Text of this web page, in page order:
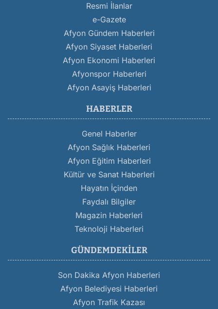
Resmi İlanlar
e-Gazete
Afyon Gündem Haberleri
Afyon Siyaset Haberleri
Afyon Ekonomi Haberleri
Afyonspor Haberleri
Afyon Asayiş Haberleri
HABERLER
Genel Haberler
Afyon Sağlık Haberleri
Afyon Eğitim Haberleri
Kültür ve Sanat Haberleri
Hayatın İçinden
Faydalı Bilgiler
Magazin Haberleri
Teknoloji Haberleri
GÜNDEMDEKILER
Son Dakika Afyon Haberleri
Afyon Belediyesi Haberleri
Afyon Trafik Kazası